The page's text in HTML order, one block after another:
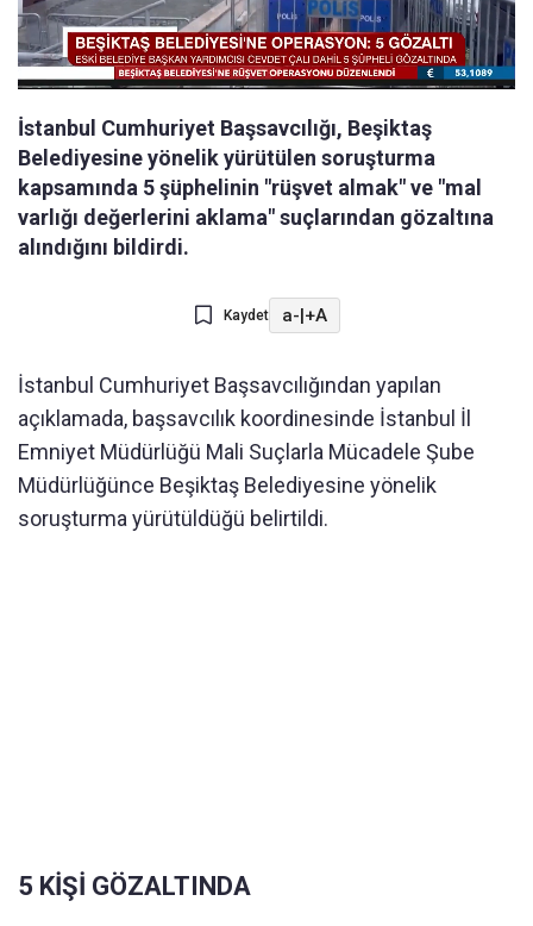
İstanbul Cumhuriyet Başsavcılığı, Beşiktaş
Belediyesine yönelik yürütülen soruşturma
kapsamında 5 şüphelinin "rüşvet almak" ve "mal
varlığı değerlerini aklama" suçlarından gözaltına
alındığını bildirdi.
Kaydet a-|+A
İstanbul Cumhuriyet Başsavcılığından yapılan
açıklamada, başsavcılık koordinesinde İstanbul İl
Emniyet Müdürlüğü Mali Suçlarla Mücadele Şube
Müdürlüğünce Beşiktaş Belediyesine yönelik
soruşturma yürütüldüğü belirtildi.
5 KİŞİ GÖZALTINDA